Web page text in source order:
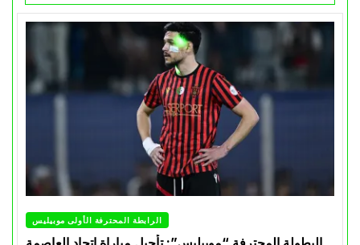
الرابطة المحترفة الأولى موبيليس